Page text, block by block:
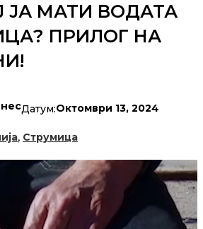
ЈА МАТИ ВОДАТА
ПРИЛОГ НА
Датум:Октомври 13, 2024
, Струмица